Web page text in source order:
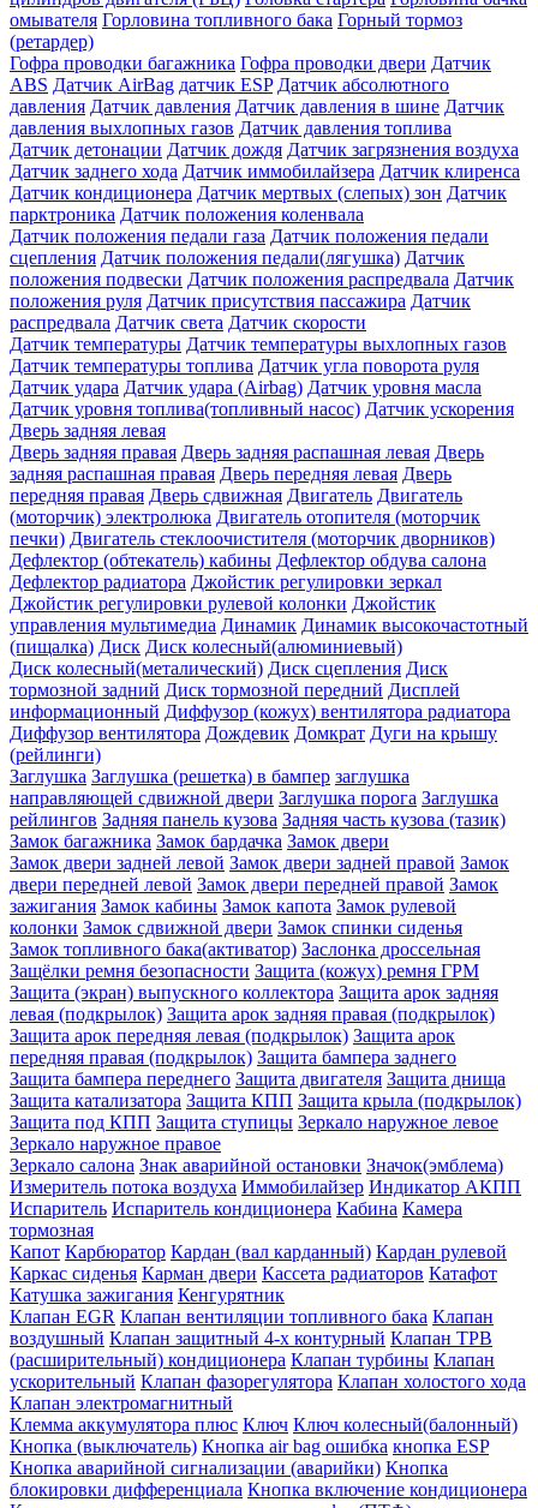
омывателя Горловина топливного бака Горный тормоз
(ретардер)
Гофра проводки багажника Гофра проводки двери Датчик
ABS Датчик AirBag датчик ESP Датчик абсолютного
давления Датчик давления Датчик давления в шине Датчик
давления выхлопных газов Датчик давления топлива
Датчик детонации Датчик дождя Датчик загрязнения воздуха
Датчик заднего хода Датчик иммобилайзера Датчик клиренса
Датчик кондиционера Датчик мертвых (слепых) зон Датчик
парктроника Датчик положения коленвала
Датчик положения педали газа Датчик положения педали
сцепления Датчик положения педали(лягушка) Датчик
положения подвески Датчик положения распредвала Датчик
положения руля Датчик присутствия пассажира Датчик
распредвала Датчик света Датчик скорости
Датчик температуры Датчик температуры выхлопных газов
Датчик температуры топлива Датчик угла поворота руля
Датчик удара Датчик удара (Airbag) Датчик уровня масла
Датчик уровня топлива(топливный насос) Датчик ускорения
Дверь задняя левая
Дверь задняя правая Дверь задняя распашная левая Дверь
задняя распашная правая Дверь передняя левая Дверь
передняя правая Дверь сдвижная Двигатель Двигатель
(моторчик) электролюка Двигатель отопителя (моторчик
печки) Двигатель стеклоочистителя (моторчик дворников)
Дефлектор (обтекатель) кабины Дефлектор обдува салона
Дефлектор радиатора Джойстик регулировки зеркал
Джойстик регулировки рулевой колонки Джойстик
управления мультимедиа Динамик Динамик высокочастотный
(пищалка) Диск Диск колесный(алюминиевый)
Диск колесный(металический) Диск сцепления Диск
тормозной задний Диск тормозной передний Дисплей
информационный Диффузор (кожух) вентилятора радиатора
Диффузор вентилятора Дождевик Домкрат Дуги на крышу
(рейлинги)
Заглушка Заглушка (решетка) в бампер заглушка
направляющей сдвижной двери Заглушка порога Заглушка
рейлингов Задняя панель кузова Задняя часть кузова (тазик)
Замок багажника Замок бардачка Замок двери
Замок двери задней левой Замок двери задней правой Замок
двери передней левой Замок двери передней правой Замок
зажигания Замок кабины Замок капота Замок рулевой
колонки Замок сдвижной двери Замок спинки сиденья
Замок топливного бака(активатор) Заслонка дроссельная
Защёлки ремня безопасности Защита (кожух) ремня ГРМ
Защита (экран) выпускного коллектора Защита арок задняя
левая (подкрылок) Защита арок задняя правая (подкрылок)
Защита арок передняя левая (подкрылок) Защита арок
передняя правая (подкрылок) Защита бампера заднего
Защита бампера переднего Защита двигателя Защита днища
Защита катализатора Защита КПП Защита крыла (подкрылок)
Защита под КПП Защита ступицы Зеркало наружное левое
Зеркало наружное правое
Зеркало салона Знак аварийной остановки Значок(эмблема)
Измеритель потока воздуха Иммобилайзер Индикатор АКПП
Испаритель Испаритель кондиционера Кабина Камера
тормозная
Капот Карбюратор Кардан (вал карданный) Кардан рулевой
Каркас сиденья Карман двери Кассета радиаторов Катафот
Катушка зажигания Кенгурятник
Клапан EGR Клапан вентиляции топливного бака Клапан
воздушный Клапан защитный 4-х контурный Клапан ТРВ
(расширительный) кондиционера Клапан турбины Клапан
ускорительный Клапан фазорегулятора Клапан холостого хода
Клапан электромагнитный
Клемма аккумулятора плюс Ключ Ключ колесный(балонный)
Кнопка (выключатель) Кнопка air bag ошибка кнопка ESP
Кнопка аварийной сигнализации (аварийки) Кнопка
блокировки дифференциала Кнопка включение кондиционера